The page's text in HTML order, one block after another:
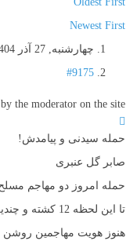
Newest First
چهارشنبه, 27 آذر 1404 05:55
#9175
the moderator on the site
حمله سیدنی و پیامدش!
صابر گل عنبری
حمله امروز دو مهاجم
تا این لحظه
هنوز هویت مهاجمین روشن